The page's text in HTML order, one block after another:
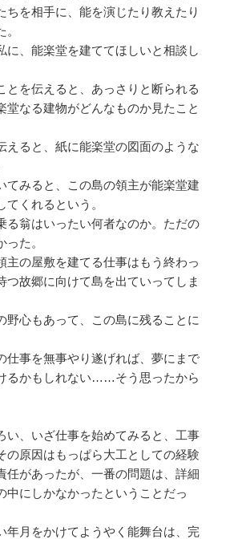
ちを相手に、能を演じたり教えたり
、能楽堂を建ててほしいと相談し
を伝えると、あっさりと断られる
堂なる建物がどんなものか見たこと
ると、紙に能楽堂の図面のような
みると、この島の領主が能楽堂建
くれるという。
翁はいったい何者なのか。ただの
た。
の屋敷を建てる仕事はもう終わっ
つ故郷に向けて島を出ていってしま
心もあって、この島に残ることに
事を無事やり遂げれば、夢にまで
るかもしれない……そう思ったから
、いざ仕事を始めてみると、工事
の原因はもっぱら大工としての経験
任があったが、一番の問題は、詳細
中にしかなかったということだっ
月をかけてようやく能舞台は、完